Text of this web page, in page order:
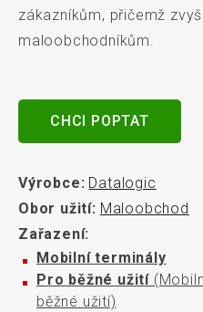
zákazníkům, přičemž
maloobchodníkům.
CHCI POPTAT
Výrobce: Datalogic
Obor užití: Maloobchod
Zařazení:
Mobilní terminály
Pro běžné užití
běžné užití)